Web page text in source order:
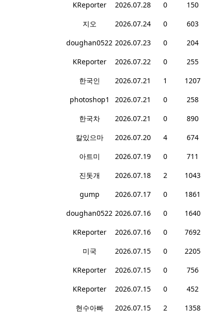
KReporter 2026.07.28 0
150
지오 2026.07.24 0
603
doughan0522 2026.07.23 0
204
KReporter 2026.07.22 0
255
한국인 2026.07.21 1
1207
photoshop1 2026.07.21 0
258
한국차 2026.07.21 0
890
칼있으마 2026.07.20 4
674
아트미 2026.07.19 0
711
진돗개 2026.07.18 2
1043
gump 2026.07.17 0
1861
doughan0522 2026.07.16 0
1640
KReporter 2026.07.16 0
7692
미국 2026.07.15 0
2205
KReporter 2026.07.15 0
756
KReporter 2026.07.15 0
452
현수아빠 2026.07.15 2 1358